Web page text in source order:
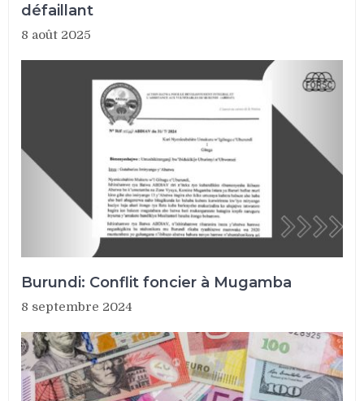
défaillant
8 août 2025
Burundi: Conflit foncier à Mugamba
8 septembre 2024